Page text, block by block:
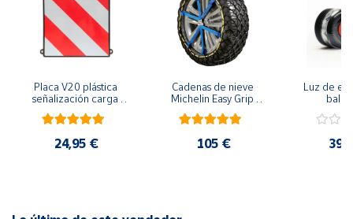
Ubicación
Península
Baleares
Canarias,
Ceuta y
Placa V20 plástica
señalización carga
que sobresale
homologada
24,95 €
Cadenas de nieve
Michelin Easy Grip
Evolution
105 €
Luz de
seguridad
funda